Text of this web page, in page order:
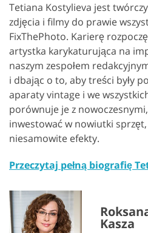
Tetiana Kostylieva jest
zdjęcia i filmy do prawie
FixThePhoto. Karierę
artystka karykaturująca na
naszym zespołem
i dbając o to, aby treści były
aparaty vintage i we
porównuje je z
inwestować w nowiutki
niesamowite efekty.
Przeczytaj pełną biografię
Kasza